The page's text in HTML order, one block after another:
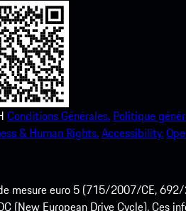
Conditions Générales. Politique
& Human Rights.Accessibility.
mesure euro 5 (715/2007/CE,
(New European Drive Cycle).